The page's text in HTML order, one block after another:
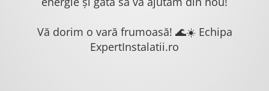
Vă dorim o vară frumoasă! 🌊☀️ Echipa
ExpertInstalatii.ro